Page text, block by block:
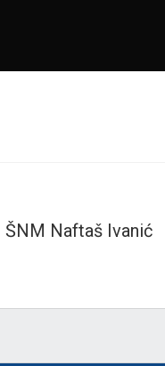
ŠNM Naftaš Ivanić